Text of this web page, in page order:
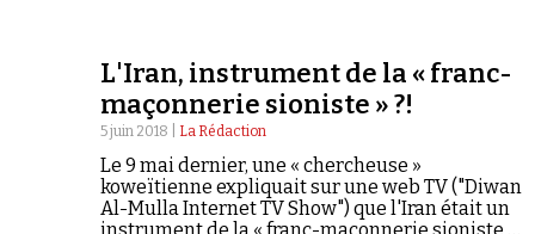
L'Iran, instrument de la « franc-
maçonnerie sioniste » ?!
5 juin 2018 | La Rédaction
Le 9 mai dernier, une « chercheuse »
koweïtienne expliquait sur une web TV ("Diwan
Al-Mulla Internet TV Show") que l'Iran était un